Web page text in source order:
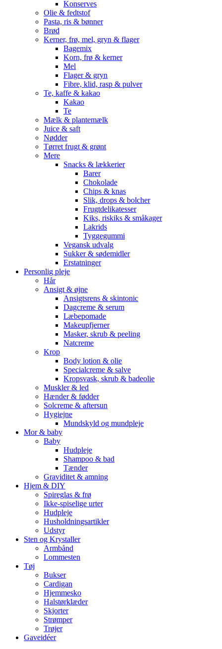
Konserves
Olie & fedtstof
Pasta, ris & bønner
Brød
Kerner, frø, mel, gryn & flager
Bagemix
Korn, frø & kerner
Mel
Flager & gryn
Fibre, klid, rasp & pulver
Te, kaffe & kakao
Kakao
Te
Mælk & plantemælk
Juice & saft
Nødder
Tørret frugt & grønt
Mere
Snacks & lækkerier
Barer
Chokolade
Chips & knas
Slik, drops & bolcher
Frugtdelikatesser
Kiks, riskiks & småkager
Lakrids
Tyggegummi
Vegansk udvalg
Sukker & sødemidler
Erstatninger
Personlig pleje
Hår
Ansigt & øjne
Ansigtsrens & skintonic
Dagcreme & serum
Læbepomade
Makeupfjerner
Masker, skrub & peeling
Natcreme
Krop
Body lotion & olie
Specialcreme & salve
Kropsvask, skrub & badeolie
Muskler & led
Hænder & fødder
Solcreme & aftersun
Hygiejne
Mundskyld og mundpleje
Mor & baby
Baby
Hudpleje
Shampoo & bad
Tænder
Graviditet & amning
Hjem & DIY
Spireglas & frø
Ikke-spiselige urter
Hudpleje
Husholdningsartikler
Udstyr
Sten og Krystaller
Armbånd
Lommesten
Tøj
Bukser
Cardigan
Hjemmesko
Halstørklæder
Skjorter
Strømper
Trøjer
Gaveidéer